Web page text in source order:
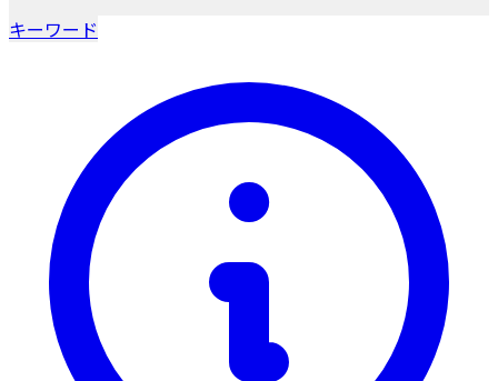
キーワード